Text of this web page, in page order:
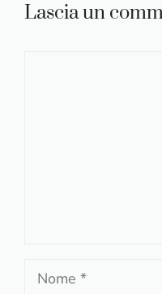
Lascia un
Nome